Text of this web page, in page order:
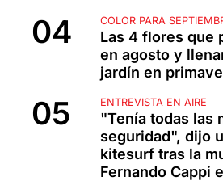
COLOR PARA
Las 4 flores que
en agosto y
jardín en
ENTREVISTA EN AIRE
"Tenía todas las
seguridad", dijo
kitesurf tras la
Fernando Cappi